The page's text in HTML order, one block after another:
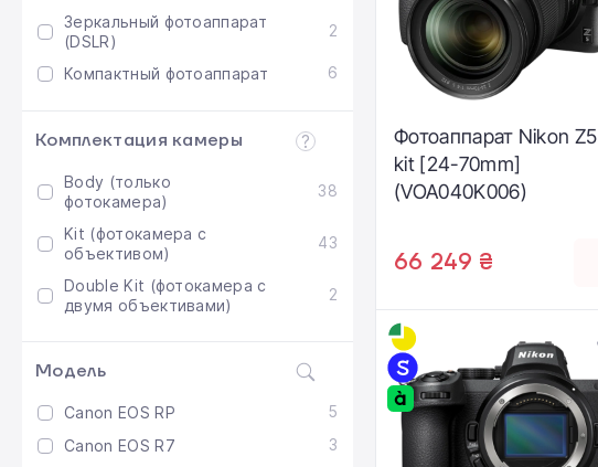
Зеркальный фотоаппарат
(DSLR)
2
Компактный фотоаппарат 6
Комплектация камеры
Body (только
фотокамера)
38
Kit (фотокамера с
объективом)
43
Double Kit (фотокамера с
двумя объективами)
2
Модель
Canon EOS RP
5
Canon EOS R7
3
Фотоаппарат Nikon Z5
kit [24-70mm]
(VOA040K006)
66 249 ₴